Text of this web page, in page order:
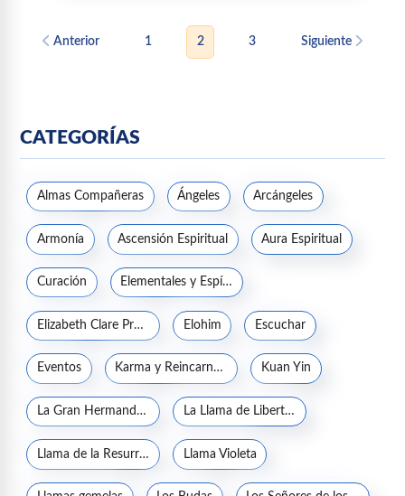
Anterior 1 2 3 Siguiente
CATEGORÍAS
Almas Compañeras Ángeles Arcángeles
Armonía Ascensión Espiritual Aura Espiritual
Curación Elementales y Espíritus de la naturaleza
Elizabeth Clare Prophet Elohim Escuchar
Eventos Karma y Reincarnación Kuan Yin
La Gran Hermandad Blanca La Llama de Libertad
Llama de la Resurrección Llama Violeta